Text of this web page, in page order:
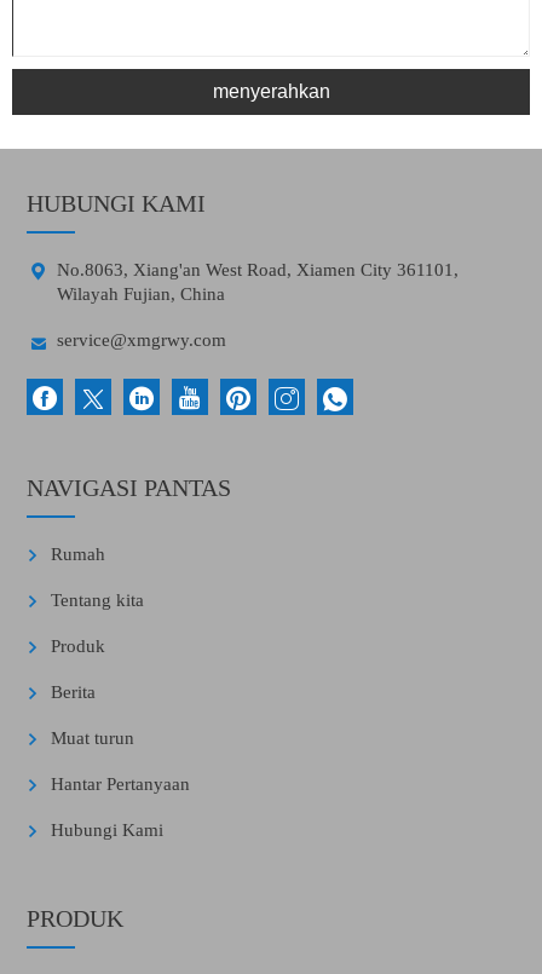
menyerahkan
HUBUNGI KAMI

No.8063, Xiang'an West Road, Xiamen City 361101,
Wilayah Fujian, China
 service@xmgrwy.com
NAVIGASI PANTAS
Rumah
Tentang kita
Produk
Berita
Muat turun
Hantar Pertanyaan
Hubungi Kami
PRODUK